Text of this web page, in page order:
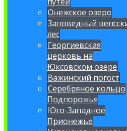
Онежское озеро
Заповедный
лес
Георгиевская
церковь на
Юксовском озере
Важинский погост
Серебряное кольцо
Подпорожья
Юго-Западное
Прионежье